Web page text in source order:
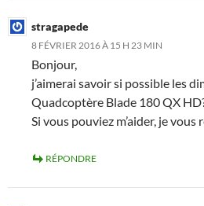
stragapede
8 FÉVRIER 2016 À 15 H 23 MIN
Bonjour,
j’aimerai savoir si possible les
Quadcoptère Blade 180 QX
Si vous pouviez m’aider, je vous
RÉPONDRE